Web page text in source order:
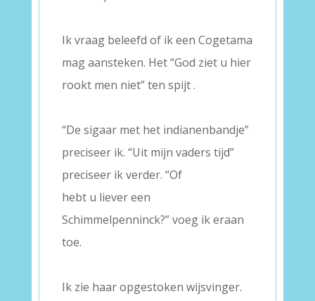
Ik vraag beleefd of ik een Cogetama
mag aansteken. Het “God ziet u hier
rookt men niet” ten spijt .
“De sigaar met het indianenbandje”
preciseer ik. “Uit mijn vaders tijd”
preciseer ik verder. “Of
hebt u liever een
Schimmelpenninck?” voeg ik eraan
toe.
Ik zie haar opgestoken wijsvinger.